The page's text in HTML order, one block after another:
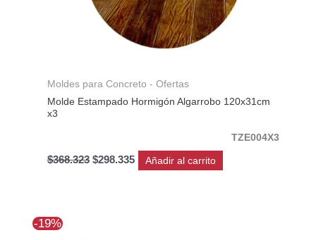
Moldes para Concreto - Ofertas
Molde Estampado Hormigón Algarrobo 120x31cm
x3
TZE004X3
$368.323 $298.335 Añadir al carrito
-19%